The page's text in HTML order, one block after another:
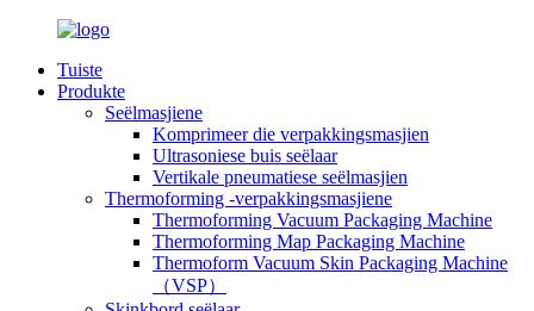
Tuiste
Produkte
Seëlmasjiene
Komprimeer die verpakkingsmasjien
Ultrasoniese buis seëlaar
Vertikale pneumatiese seëlmasjien
Thermoforming -verpakkingsmasjiene
Thermoforming Vacuum Packaging Machine
Thermoforming Map Packaging Machine
Thermoform Vacuum Skin Packaging Machine
（VSP）